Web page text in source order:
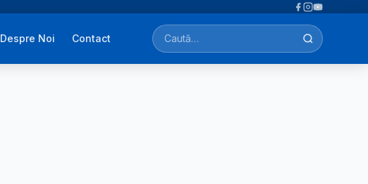
Despre Noi Contact
Caută afecțiuni, tratamente, simptome…